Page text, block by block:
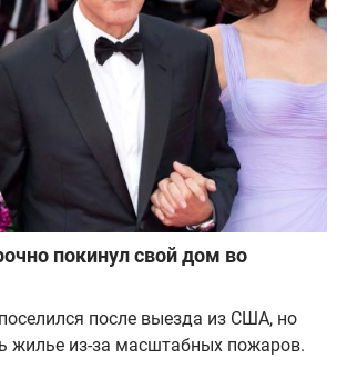
покинул свой дом во
после выезда из США, но
жилье из-за масштабных пожаров.